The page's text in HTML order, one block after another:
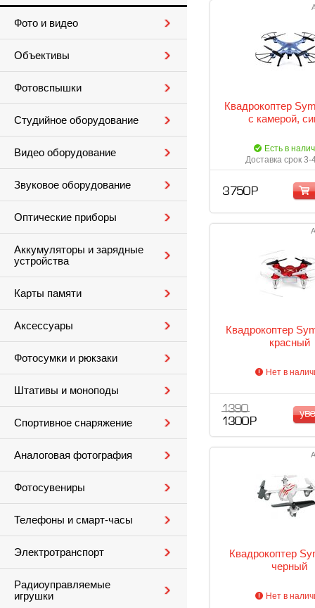
Фото и видео
Объективы
Фотовспышки
Студийное оборудование
Видео оборудование
Звуковое оборудование
Оптические приборы
Аккумуляторы и зарядные
устройства
Карты памяти
Аксессуары
Фотосумки и рюкзаки
Штативы и моноподы
Спортивное снаряжение
Аналоговая фотография
Фотосувениры
Телефоны и смарт-часы
Электротранспорт
Радиоуправляемые
игрушки
Квадрокоптер
с камерой,
Есть в
Доставка срок 3-
3 750 Р
Квадрокоптер
красный
Нет в
1 390
1 300 Р
Квадрокоптер
черный
Нет в